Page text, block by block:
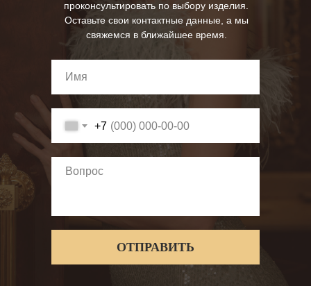
проконсультировать по выбору изделия.
Оставьте свои контактные данные, а мы
свяжемся в ближайшее время.
+7
ОТПРАВИТЬ